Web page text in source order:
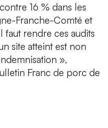
16 % dans les
Franche-Comté et
rendre ces audits
site atteint est non
»,
Franc de porc de